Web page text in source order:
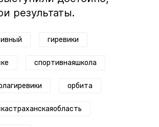
результаты.
гиревики
спортивнаяшкола
орбита